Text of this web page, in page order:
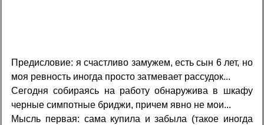
Предисловие: я счастливо замужем, есть сын 6 лет, но
моя ревность иногда просто затмевает рассудок...
Сегодня собираясь на работу обнаружива в шкафу
черные симпотные бриджи, причем явно не мои...
Мысль первая: сама купила и забыла (такое иногда